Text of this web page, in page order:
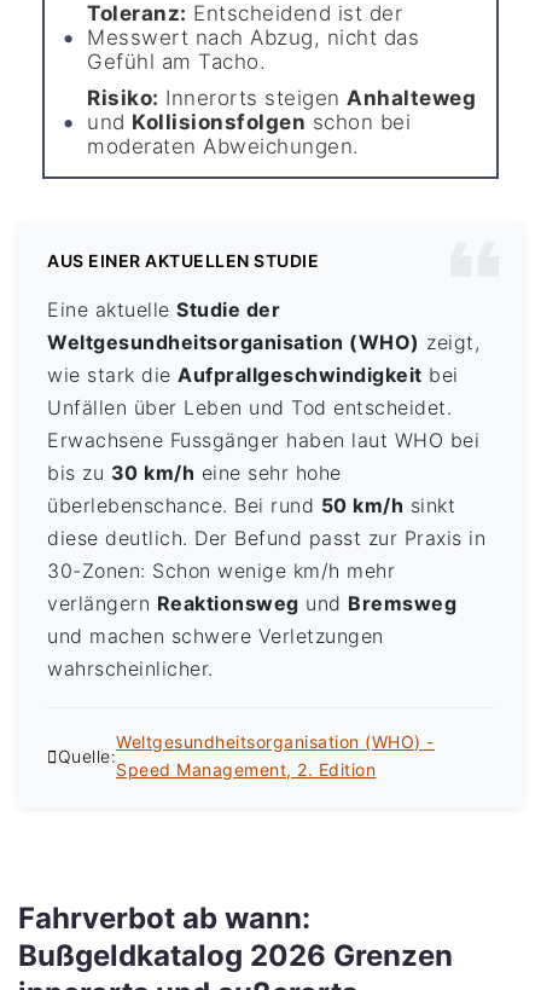
Toleranz: Entscheidend ist der
Messwert nach Abzug, nicht das
Gefühl am Tacho.
Risiko: Innerorts steigenAnhalteweg
und Kollisionsfolgen schon bei
moderaten Abweichungen.
AUS EINER AKTUELLEN STUDIE
Eine aktuelleStudie der
Weltgesundheitsorganisation (WHO) zeigt,
wie stark dieAufprallgeschwindigkeit bei
Unfällen über Leben und Tod entscheidet.
Erwachsene Fussgänger haben laut WHO bei
bis zu 30 km/h eine sehr hohe
überlebenschance. Bei rund 50 km/h sinkt
diese deutlich. Der Befund passt zur Praxis in
30-Zonen: Schon wenige km/h mehr
verlängern Reaktionsweg und Bremsweg
und machen schwere Verletzungen
wahrscheinlicher.
Quelle:
Weltgesundheitsorganisation (WHO) -
Speed Management, 2. Edition
Fahrverbot ab wann:
Bußgeldkatalog 2026 Grenzen